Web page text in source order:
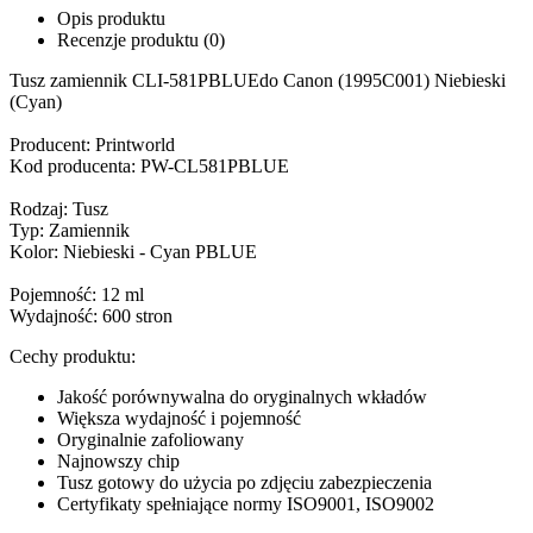
Opis produktu
Recenzje produktu (0)
Tusz zamiennik CLI-581PBLUEdo Canon (1995C001) Niebieski
(Cyan)
Producent: Printworld
Kod producenta: PW-CL581PBLUE
Rodzaj: Tusz
Typ: Zamiennik
Kolor: Niebieski - Cyan PBLUE
Pojemność: 12 ml
Wydajność: 600 stron
Cechy produktu:
Jakość porównywalna do oryginalnych wkładów
Większa wydajność i pojemność
Oryginalnie zafoliowany
Najnowszy chip
Tusz gotowy do użycia po zdjęciu zabezpieczenia
Certyfikaty spełniające normy ISO9001, ISO9002